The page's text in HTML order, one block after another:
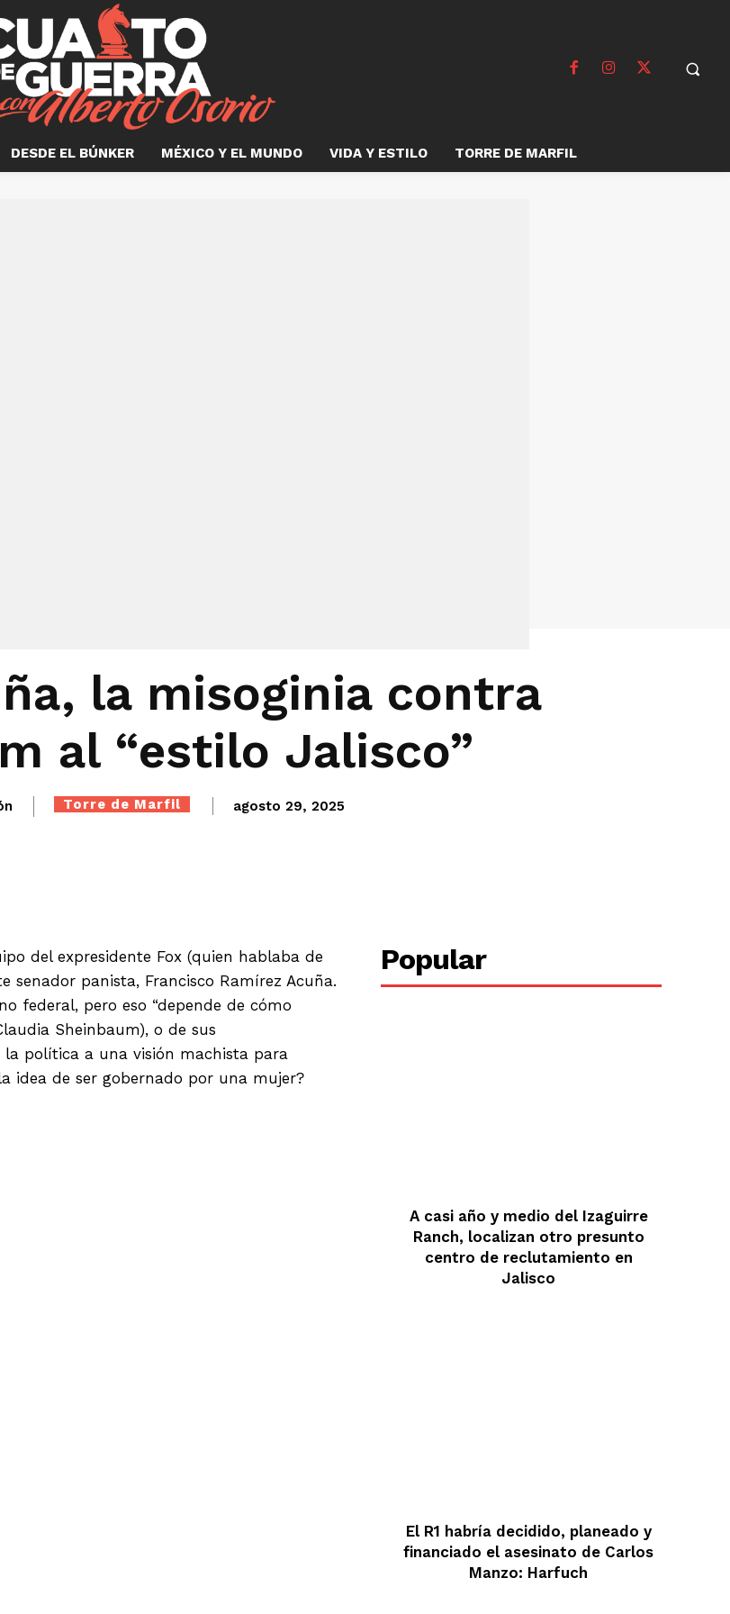
DESDE EL BÚNKER MÉXICO Y EL MUNDO VIDA Y ESTILO TORRE DE MARFIL
la misoginia contra
al “estilo Jalisco”
Torre de Marfil agosto 29, 2025
del expresidente Fox (quien hablaba de
senador panista, Francisco Ramírez Acuña.
federal, pero eso “depende de cómo
Sheinbaum), o de sus
la política a una visión machista para
idea de ser gobernado por una mujer?
Popular
A casi año y medio del Izaguirre
Ranch, localizan otro presunto
centro de reclutamiento en
Jalisco
El R1 habría decidido, planeado y
financiado el asesinato de Carlos
Manzo: Harfuch